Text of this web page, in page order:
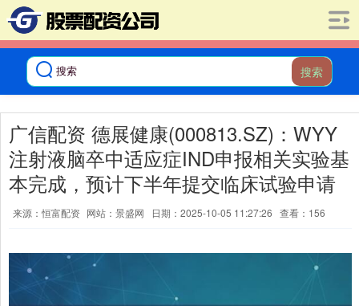
搜索
广信配资 德展健康(000813.SZ)：WYY
注射液脑卒中适应症IND申报相关实验基
本完成，预计下半年提交临床试验申请
来源：恒富配资 网站：景盛网 日期：2025-10-05 11:27:26 查看：156